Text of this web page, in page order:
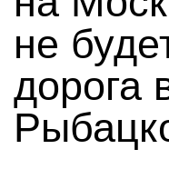
не
дорога